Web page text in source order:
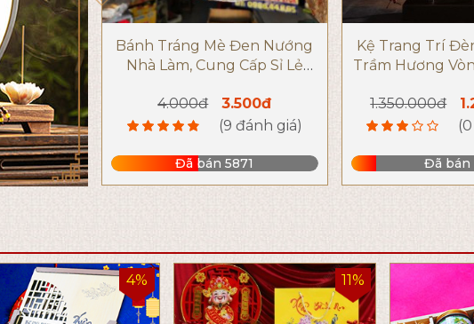
Bánh Tráng Mè Đen Nướng
Nhà Làm, Cung Cấp Sỉ Lẻ
4.000đ
3.500đ
(9 đánh giá)
Đã bán 5871
Kệ Trang Trí
Trầm Hương
1.350.000đ
Đã bán
4% 11%